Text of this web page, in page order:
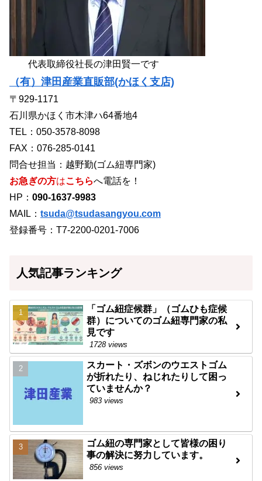
代表取締役社長の津田賢一です
（有）津田産業直販部(かほく支店)
〒929-1171
石川県かほく市木津ハ64番地4
TEL：050-3578-8098
FAX：076-285-0141
問合せ担当：越野勤(ゴム紐専門家)
お急ぎの方はこちらへ電話を！
HP： 090-1637-9983
MAIL： tsuda@tsudasangyou.com
登録番号：T7-2200-0201-7006
人気記事ランキング
「ゴム紐症候群」（ゴムひも症候
群）についてのゴム紐専門家の私
見です
1728 views
スカート・ズボンのウエストゴム
が折れたり、ねじれたりして困っ
ていませんか？
983 views
ゴム紐の専門家として皆様の困り
事の解決に努力しています。
856 views